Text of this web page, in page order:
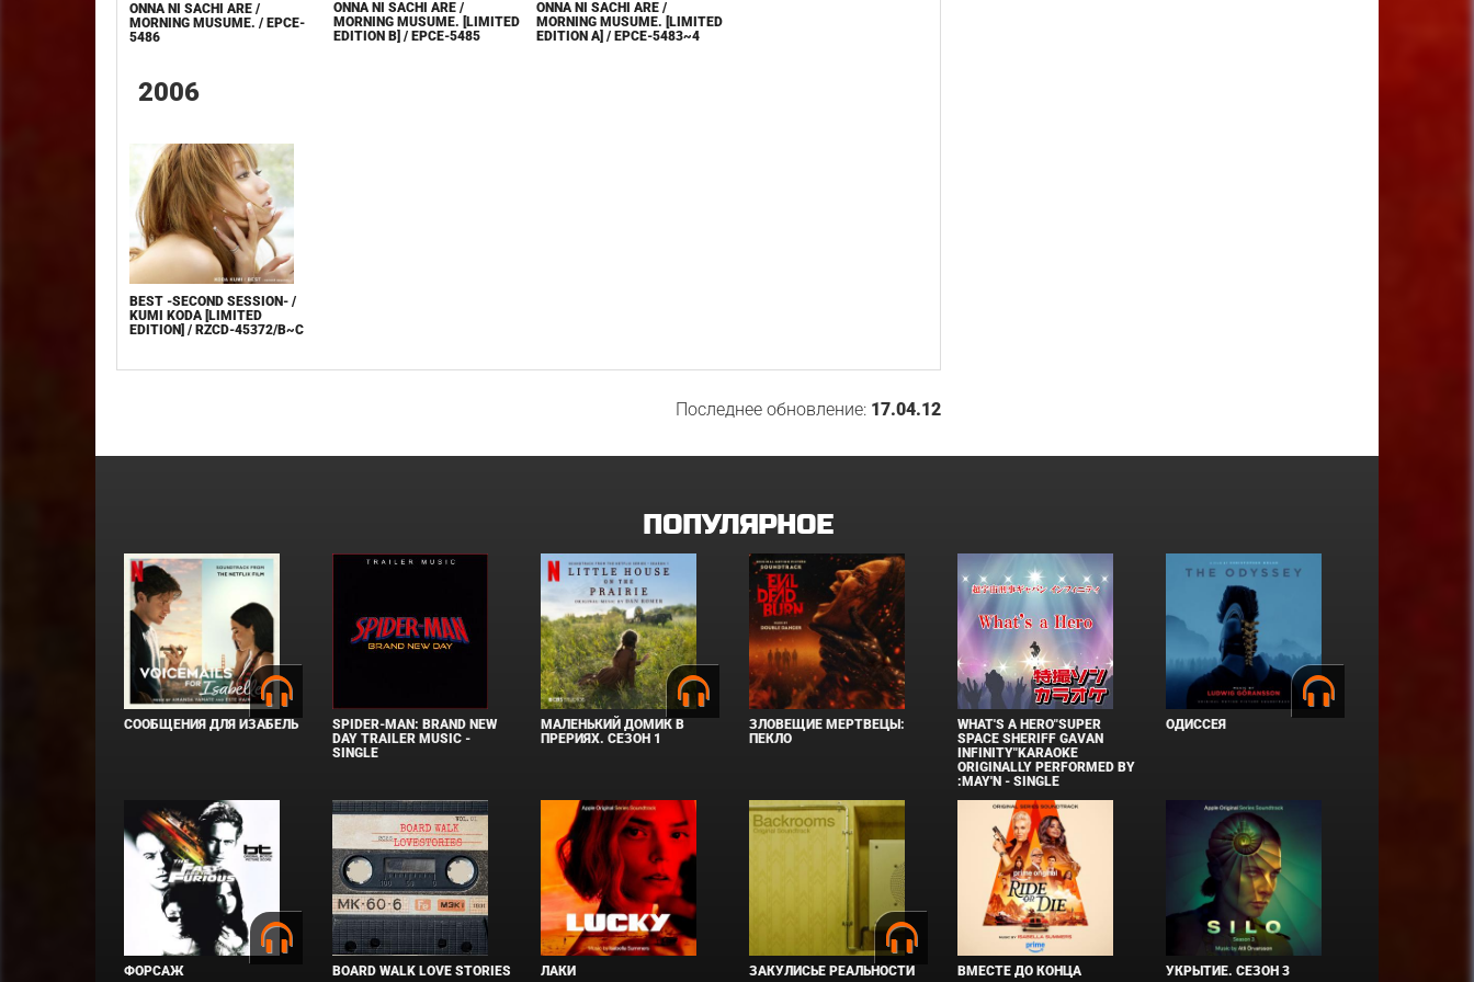
ONNA NI SACHI ARE /
MORNING MUSUME. / EPCE-
5486
ONNA NI SACHI ARE /
MORNING MUSUME. [LIMITED
EDITION B] / EPCE-5485
ONNA NI SACHI ARE /
MORNING MUSUME. [LIMITED
EDITION A] / EPCE-5483~4
2006
BEST -SECOND SESSION- /
KUMI KODA [LIMITED
EDITION] / RZCD-45372/B~C
Последнее обновление: 17.04.12
ПОПУЛЯРНОЕ
СООБЩЕНИЯ ДЛЯ ИЗАБЕЛЬ
SPIDER-MAN: BRAND NEW
DAY TRAILER MUSIC -
SINGLE
МАЛЕНЬКИЙ ДОМИК В
ПРЕРИЯХ. СЕЗОН 1
ЗЛОВЕЩИЕ МЕРТВЕЦЫ:
ПЕКЛО
WHAT'S A HERO"SUPER
SPACE SHERIFF GAVAN
INFINITY"KARAOKE
ORIGINALLY PERFORMED BY
:MAY'N - SINGLE
ОДИССЕЯ
ФОРСАЖ BOARD WALK LOVE STORIES ЛАКИ ЗАКУЛИСЬЕ РЕАЛЬНОСТИ ВМЕСТЕ ДО КОНЦА УКРЫТИЕ. СЕЗОН 3